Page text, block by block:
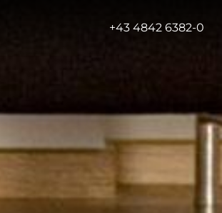
+43 4842 6382-0